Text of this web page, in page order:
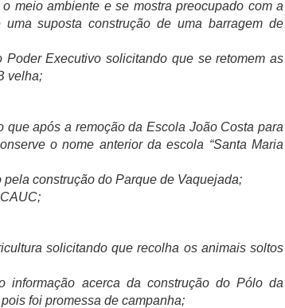
meio ambiente e se mostra preocupado com a
suposta construção de uma barragem de
Poder Executivo solicitando que se retomem as
velha;
que após a remoção da Escola João Costa para
o nome anterior da escola “Santa Maria
construção do Parque de Vaquejada;
solicitando que recolha os animais soltos
informação acerca da construção do Pólo da
foi promessa de campanha;